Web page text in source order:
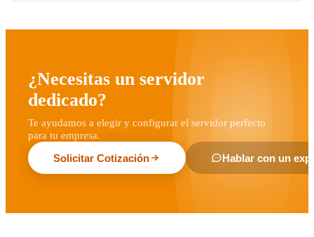
¿Necesitas un servidor
dedicado?
Te ayudamos a elegir y configurar el servidor perfecto
para tu empresa.
Solicitar Cotización
Hablar con un